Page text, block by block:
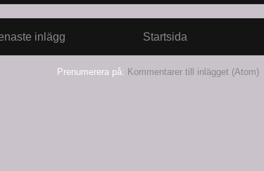
inlägg Startsida
Prenumerera på: Kommentarer till inlägget (Atom)